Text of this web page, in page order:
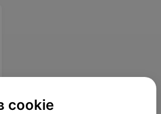
IgG к
cookie